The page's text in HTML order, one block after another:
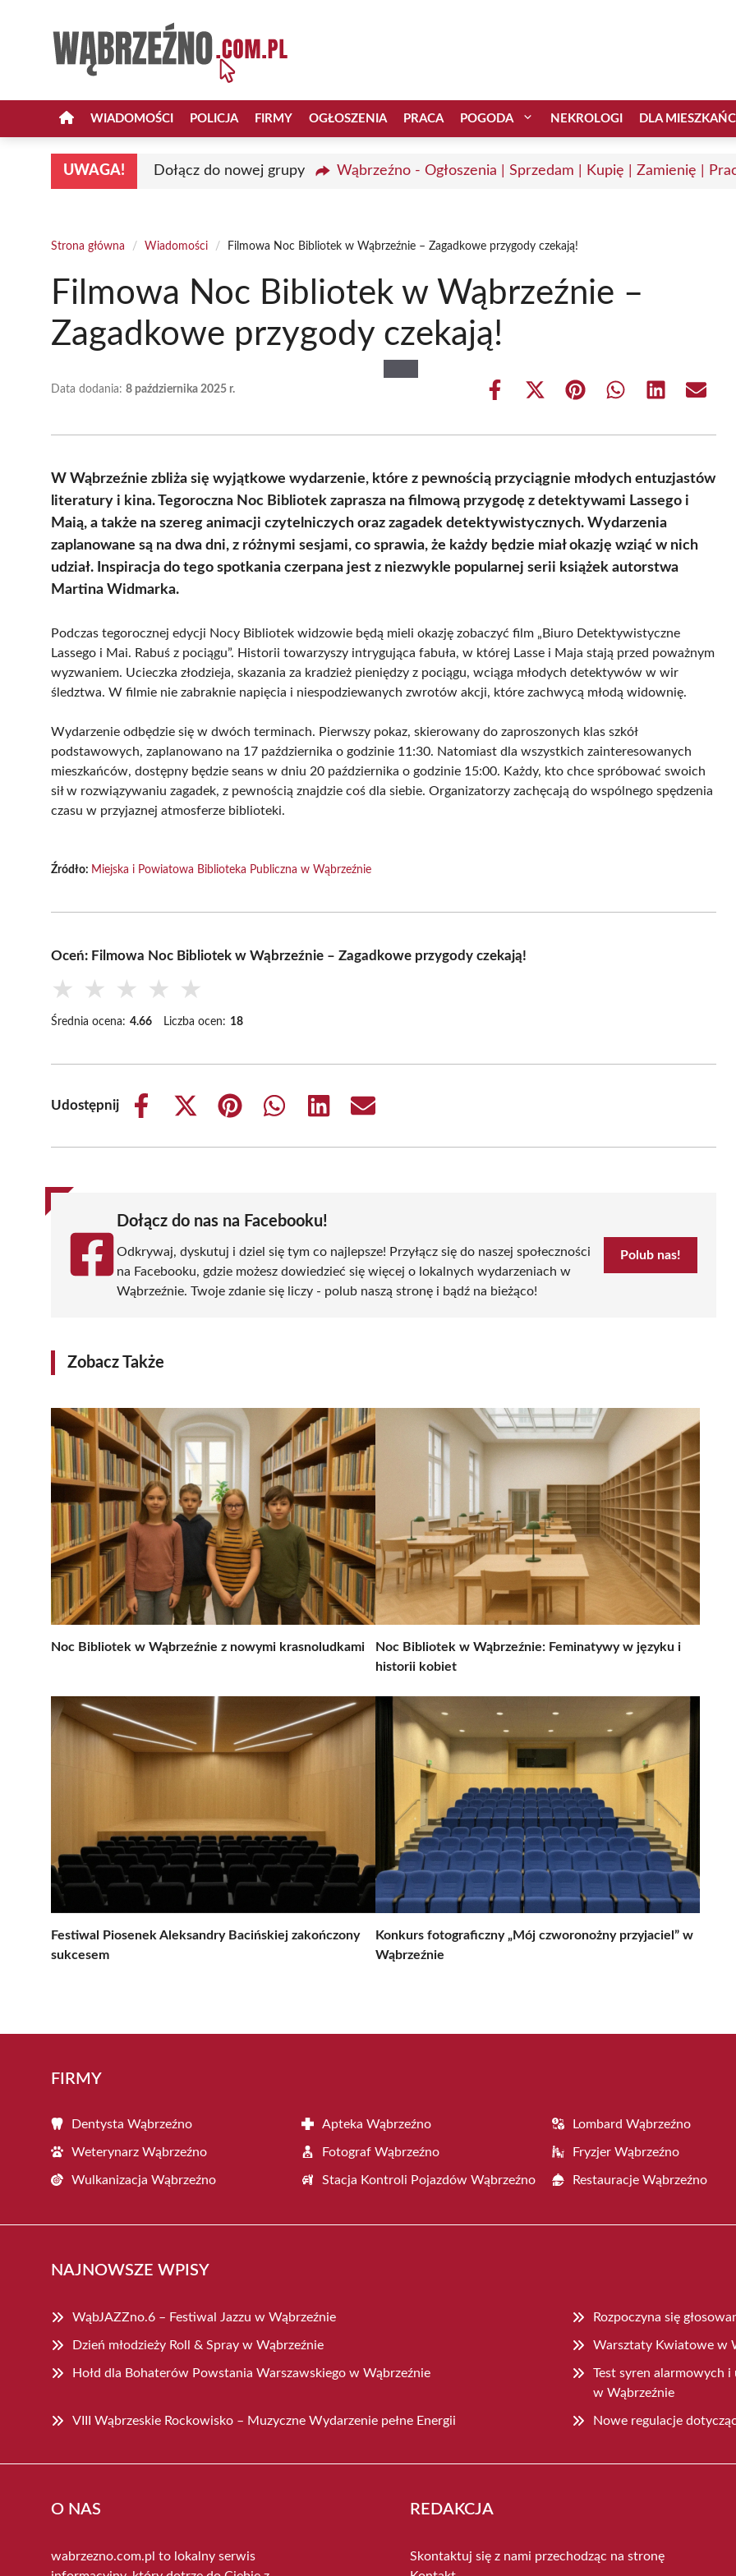
WIADOMOŚCI POLICJA FIRMY OGŁOSZENIA PRACA POGODA NEKROLOGI DLA
UWAGA! Dołącz do nowej grupy Wąbrzeźno - Ogłoszenia | Sprzedam | Kupię | Zamienię |
Strona główna / Wiadomości / Filmowa Noc Bibliotek w Wąbrzeźnie – Zagadkowe przygody czekają!
Filmowa Noc Bibliotek w Wąbrzeźnie –
Zagadkowe przygody czekają!
Data dodania: 8 października 2025 r.
Share
Share
(Twitter)
Share Share Share Share
W Wąbrzeźnie zbliża się wyjątkowe wydarzenie, które z pewnością przyciągnie młodych entuzjastów
literatury i kina. Tegoroczna Noc Bibliotek zaprasza na filmową przygodę z detektywami Lassego i
Maią, a także na szereg animacji czytelniczych oraz zagadek detektywistycznych. Wydarzenia
zaplanowane są na dwa dni, z różnymi sesjami, co sprawia, że każdy będzie miał okazję wziąć w nich
udział. Inspiracja do tego spotkania czerpana jest z niezwykle popularnej serii książek autorstwa
Martina Widmarka.
Podczas tegorocznej edycji Nocy Bibliotek widzowie będą mieli okazję zobaczyć film „Biuro Detektywistyczne
Lassego i Mai. Rabuś z pociągu”. Historii towarzyszy intrygująca fabuła, w której Lasse i Maja stają przed poważnym
wyzwaniem. Ucieczka złodzieja, skazania za kradzież pieniędzy z pociągu, wciąga młodych detektywów w wir
śledztwa. W filmie nie zabraknie napięcia i niespodziewanych zwrotów akcji, które zachwycą młodą widownię.
Wydarzenie odbędzie się w dwóch terminach. Pierwszy pokaz, skierowany do zaproszonych klas szkół
podstawowych, zaplanowano na 17 października o godzinie 11:30. Natomiast dla wszystkich zainteresowanych
mieszkańców, dostępny będzie seans w dniu 20 października o godzinie 15:00. Każdy, kto chce spróbować swoich
sił w rozwiązywaniu zagadek, z pewnością znajdzie coś dla siebie. Organizatorzy zachęcają do wspólnego spędzenia
czasu w przyjaznej atmosferze biblioteki.
Źródło: Miejska i Powiatowa Biblioteka Publiczna w Wąbrzeźnie
Oceń: Filmowa Noc Bibliotek w Wąbrzeźnie – Zagadkowe przygody czekają!
★ ★ ★ ★ ★
Średnia ocena: 4.66 Liczba ocen: 18
Udostępnij
Share
Share
(Twitter)
Share
Share
Share
Share
Dołącz do nas na Facebooku!
Odkrywaj, dyskutuj i dziel się tym co najlepsze! Przyłącz się do naszej społeczności
na Facebooku, gdzie możesz dowiedzieć się więcej o lokalnych wydarzeniach w
Wąbrzeźnie. Twoje zdanie się liczy - polub naszą stronę i bądź na bieżąco!
Polub nas!
Zobacz Także
Noc Bibliotek w Wąbrzeźnie z nowymi krasnoludkami
Noc Bibliotek w Wąbrzeźnie: Feminatywy w języku i
historii kobiet
Festiwal Piosenek Aleksandry Bacińskiej zakończony
sukcesem
Konkurs fotograficzny „Mój czworonożny przyjaciel” w
Wąbrzeźnie
FIRMY
Dentysta Wąbrzeźno Apteka Wąbrzeźno Lombard Wąbrzeźno
Weterynarz Wąbrzeźno Fotograf Wąbrzeźno Fryzjer Wąbrzeźno
Wulkanizacja Wąbrzeźno Stacja Kontroli Pojazdów Wąbrzeźno Restauracje Wąbrzeźno
NAJNOWSZE WPISY
WąbJAZZno.6 – Festiwal Jazzu w Wąbrzeźnie Rozpoczyna się
Dzień młodzieży Roll & Spray w Wąbrzeźnie Warsztaty Kwiatowe w
Hołd dla Bohaterów Powstania Warszawskiego w Wąbrzeźnie
Test syren alarmowych
w Wąbrzeźnie
VIII Wąbrzeskie Rockowisko – Muzyczne Wydarzenie pełne Energii Nowe regulacje
O NAS
wabrzezno.com.pl to lokalny serwis
REDAKCJA
Skontaktuj się z nami przechodząc na stronę